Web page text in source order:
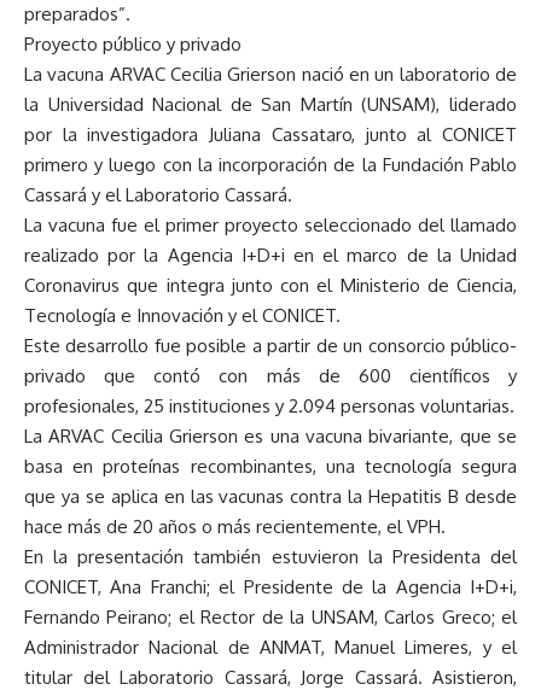
preparados”.
Proyecto público y privado
La vacuna ARVAC Cecilia Grierson nació en un laboratorio de
la Universidad Nacional de San Martín (UNSAM), liderado
por la investigadora Juliana Cassataro, junto al CONICET
primero y luego con la incorporación de la Fundación Pablo
Cassará y el Laboratorio Cassará.
La vacuna fue el primer proyecto seleccionado del llamado
realizado por la Agencia I+D+i en el marco de la Unidad
Coronavirus que integra junto con el Ministerio de Ciencia,
Tecnología e Innovación y el CONICET.
Este desarrollo fue posible a partir de un consorcio público-
privado que contó con más de 600 científicos y
profesionales, 25 instituciones y 2.094 personas voluntarias.
La ARVAC Cecilia Grierson es una vacuna bivariante, que se
basa en proteínas recombinantes, una tecnología segura
que ya se aplica en las vacunas contra la Hepatitis B desde
hace más de 20 años o más recientemente, el VPH.
En la presentación también estuvieron la Presidenta del
CONICET, Ana Franchi; el Presidente de la Agencia I+D+i,
Fernando Peirano; el Rector de la UNSAM, Carlos Greco; el
Administrador Nacional de ANMAT, Manuel Limeres, y el
titular del Laboratorio Cassará, Jorge Cassará. Asistieron,